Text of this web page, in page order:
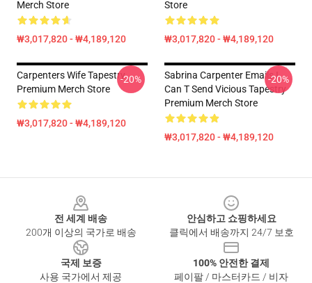
Merch Store
₩3,017,820 - ₩4,189,120
Store
₩3,017,820 - ₩4,189,120
Carpenters Wife Tapestry
Premium Merch Store
₩3,017,820 - ₩4,189,120
-20%
Sabrina Carpenter Emails I
Can T Send Vicious Tapestry
Premium Merch Store
₩3,017,820 - ₩4,189,120
-20%
전 세계 배송
200개 이상의 국가로 배송
안심하고 쇼핑하세요
클릭에서 배송까지 24/7 보호
국제 보증
사용 국가에서 제공
100% 안전한 결제
페이팔 / 마스터카드 / 비자